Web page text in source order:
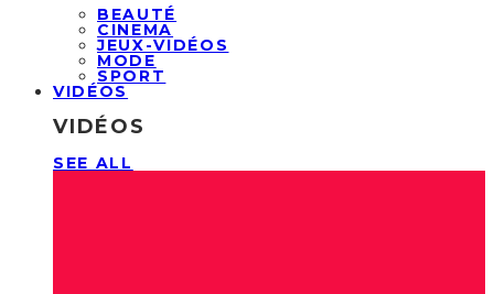
BEAUTÉ
CINEMA
JEUX-VIDÉOS
MODE
SPORT
VIDÉOS
VIDÉOS
SEE ALL